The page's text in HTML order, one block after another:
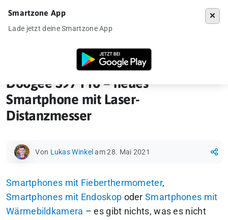
Doogee S97 Pro – neues Smartphone mit Laser-
Doogee S97 Pro – neues
Smartphone mit Laser-
Distanzmesser
Von Lukas Winkel am 28. Mai 2021
Smartphones mit Fieberthermometer,
Smartphones mit Endoskop oderSmartphones mit
Wärmebildkamera – es gibt nichts, was es nicht
Smartzone App
Lade jetzt deine Smartzone App